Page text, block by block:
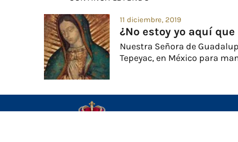
11 diciembre, 2019
¿No estoy yo aquí
Nuestra Señora de
Tepeyac, en México para